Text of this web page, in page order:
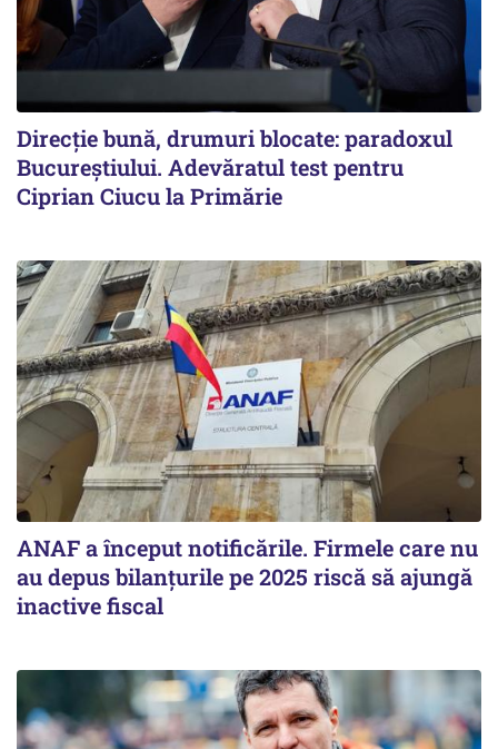
Direcție bună, drumuri blocate: paradoxul
Bucureștiului. Adevăratul test pentru
Ciprian Ciucu la Primărie
ANAF a început notificările. Firmele care nu
au depus bilanțurile pe 2025 riscă să ajungă
inactive fiscal